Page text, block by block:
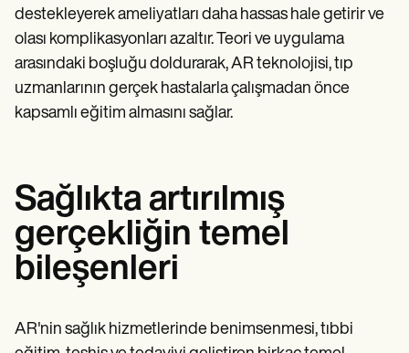
destekleyerek ameliyatları daha hassas hale getirir ve
olası komplikasyonları azaltır. Teori ve uygulama
arasındaki boşluğu doldurarak, AR teknolojisi, tıp
uzmanlarının gerçek hastalarla çalışmadan önce
kapsamlı eğitim almasını sağlar.
Sağlıkta artırılmış
gerçekliğin temel
bileşenleri
AR'nin sağlık hizmetlerinde benimsenmesi, tıbbi